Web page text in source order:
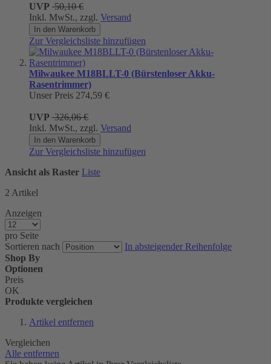
UVP 50,10 €
Inkl. MwSt., zzgl. Versand
In den Warenkorb
Zur Vergleichsliste hinzufügen
Milwaukee M18BLLT-0 (Bürstenloser Akku-
Rasentrimmer)
Unser Preis 274,59 €
UVP 326,06 €
Inkl. MwSt., zzgl. Versand
In den Warenkorb
Zur Vergleichsliste hinzufügen
Ansicht als Raster Liste
2 Artikel
Anzeigen
pro Seite
Sortieren nach
In absteigender Reihenfolge
Shop By
Optionen
Preis
OK
Produkte vergleichen
Artikel entfernen
Vergleichen
Alle entfernen